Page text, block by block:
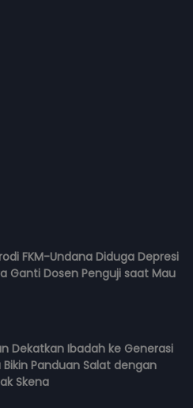
FKM-Undana Diduga Depresi
Ganti Dosen Penguji saat Mau
Dekatkan Ibadah ke Generasi
Bikin Panduan Salat dengan
Skena